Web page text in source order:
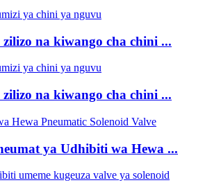
na kiwango cha chini ...
na kiwango cha chini ...
ya Udhibiti wa Hewa ...